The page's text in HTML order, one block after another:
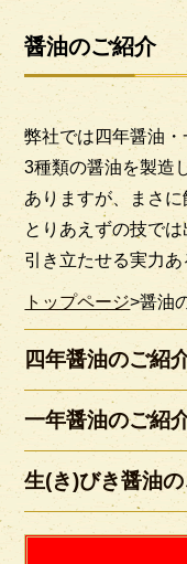
醤油のご紹介
弊社では四年醤油
3種類の醤油を製造
ありますが、まさ
とりあえずの技で
引き立たせる実力
トップページ>醤油
四年醤油のご紹
一年醤油のご紹
生(き)びき醤油